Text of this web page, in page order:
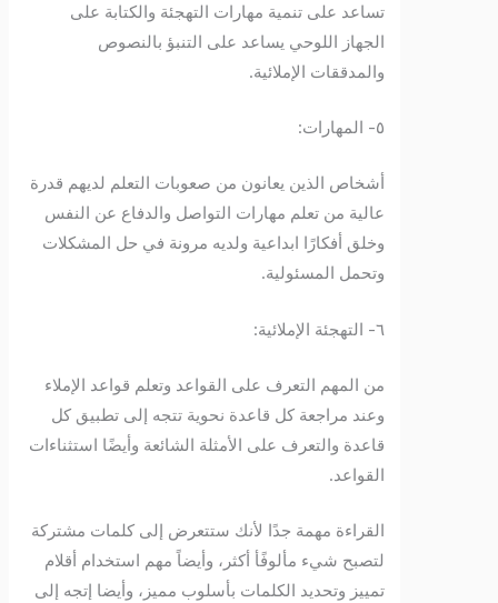
تساعد على تنمية مهارات التهجئة والكتابة على
الجهاز اللوحي يساعد على التنبؤ بالنصوص
والمدققات الإملائية.
أشخاص الذين يعانون من صعوبات التعلم لديهم قدرة
عالية من تعلم مهارات التواصل والدفاع عن النفس
وخلق أفكارًا ابداعية ولديه مرونة في حل المشكلات
وتحمل المسئولية.
من المهم التعرف على القواعد وتعلم قواعد الإملاء
وعند مراجعة كل قاعدة نحوية تتجه إلى تطبيق كل
قاعدة والتعرف على الأمثلة الشائعة وأيضًا استثناءات
القواعد.
القراءة مهمة جدًا لأنك ستتعرض إلى كلمات مشتركة
لتصبح شيء مألوفًأ أكثر، وأيضاً مهم استخدام أقلام
تمييز وتحديد الكلمات بأسلوب مميز، وأيضا إتجه إلى